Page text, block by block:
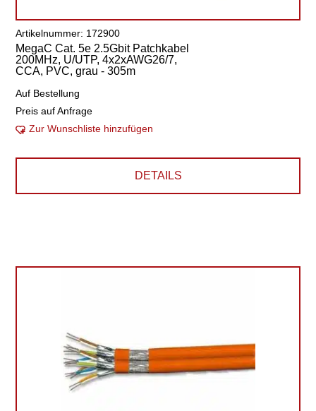
Artikelnummer: 172900
MegaC Cat. 5e 2.5Gbit Patchkabel
200MHz, U/UTP, 4x2xAWG26/7,
CCA, PVC, grau - 305m
Auf Bestellung
Preis auf Anfrage
Zur Wunschliste hinzufügen
DETAILS